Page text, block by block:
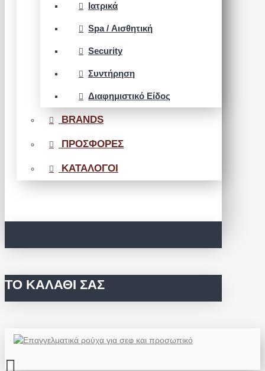
Ιατρικά
Spa / Αισθητική
Security
Συντήρηση
Διαφημιστικό Είδος
BRANDS
ΠΡΟΣΦΟΡΕΣ
ΚΑΤΑΛΟΓΟΙ
ΤΟ ΚΑΛΆΘΙ ΣΑΣ